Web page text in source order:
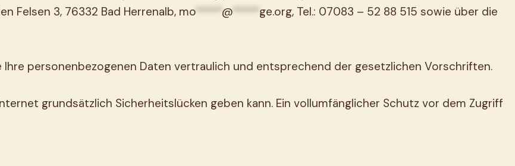
Felsen 3, 76332 Bad Herrenalb, mo*****@***** ge.org, Tel.: 07083 – 52 88 515 sowie über die
personenbezogenen Daten vertraulich und entsprechend der gesetzlichen Vorschriften.
grundsätzlich Sicherheitslücken geben kann. Ein vollumfänglicher Schutz vor dem Zugriff